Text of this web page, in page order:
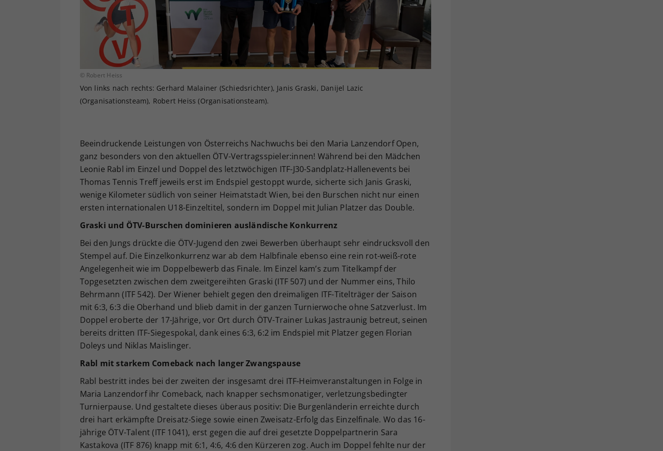
© Robert Heiss
Von links nach rechts: Gerhard Malainer (Schiedsrichter), Janis Graski, Danijel Lazic
(Organisationsteam), Robert Heiss (Organisationsteam).
Beeindruckende Leistungen von Österreichs Nachwuchs bei den Maria Lanzendorf Open,
ganz besonders von den aktuellen ÖTV-Vertragsspieler:innen! Während bei den Mädchen
Leonie Rabl im Einzel und Doppel des letztwöchigen ITF-J30-Sandplatz-Hallenevents bei
Thomas Tennis Treff jeweils erst im Endspiel gestoppt wurde, sicherte sich Janis Graski,
wenige Kilometer südlich von seiner Heimatstadt Wien, bei den Burschen nicht nur einen
ersten internationalen U18-Einzeltitel, sondern im Doppel mit Julian Platzer das Double.
Graski und ÖTV-Burschen dominieren ausländische Konkurrenz
Bei den Jungs drückte die ÖTV-Jugend den zwei Bewerben überhaupt sehr eindrucksvoll den
Stempel auf. Die Einzelkonkurrenz war ab dem Halbfinale ebenso eine rein rot-weiß-rote
Angelegenheit wie im Doppelbewerb das Finale. Im Einzel kam’s zum Titelkampf der
Topgesetzten zwischen dem zweitgereihten Graski (ITF 507) und der Nummer eins, Thilo
Behrmann (ITF 542). Der Wiener behielt gegen den dreimaligen ITF-Titelträger der Saison
mit 6:3, 6:3 die Oberhand und blieb damit in der ganzen Turnierwoche ohne Satzverlust. Im
Doppel eroberte der 17-Jährige, vor Ort durch ÖTV-Trainer Lukas Jastraunig betreut, seinen
bereits dritten ITF-Siegespokal, dank eines 6:3, 6:2 im Endspiel mit Platzer gegen Florian
Doleys und Niklas Maislinger.
Rabl mit starkem Comeback nach langer Zwangspause
Rabl bestritt indes bei der zweiten der insgesamt drei ITF-Heimveranstaltungen in Folge in
Maria Lanzendorf ihr Comeback, nach knapper sechsmonatiger, verletzungsbedingter
Turnierpause. Und gestaltete dieses überaus positiv: Die Burgenländerin erreichte durch
drei hart erkämpfte Dreisatz-Siege sowie einen Zweisatz-Erfolg das Einzelfinale. Wo das 16-
jährige ÖTV-Talent (ITF 1041), erst gegen die auf drei gesetzte Doppelpartnerin Sara
Kastakova (ITF 876) knapp mit 6:1, 4:6, 4:6 den Kürzeren zog. Auch im Doppel fehlte nur der
Ihrer vorgenommen Einstellungen, falls der
Webseiten-Betreiber dies eingestellt hat.